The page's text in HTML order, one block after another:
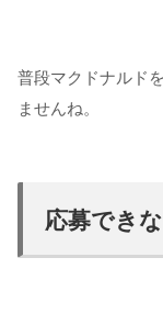
普段マクドナルド
ませんね。
応募でき